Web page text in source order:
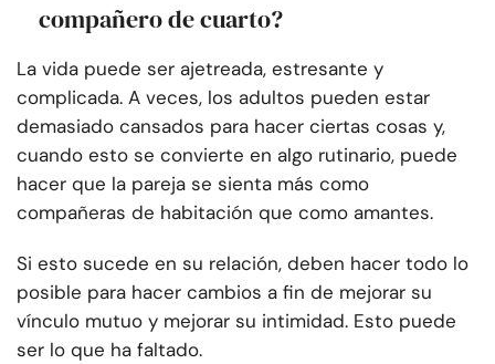
compañero de cuarto?
La vida puede ser ajetreada, estresante y
complicada. A veces, los adultos pueden estar
demasiado cansados para hacer ciertas cosas y,
cuando esto se convierte en algo rutinario, puede
hacer que la pareja se sienta más como
compañeras de habitación que como amantes.
Si esto sucede en su relación, deben hacer todo lo
posible para hacer cambios a fin de mejorar su
vínculo mutuo y mejorar su intimidad. Esto puede
ser lo que ha faltado.